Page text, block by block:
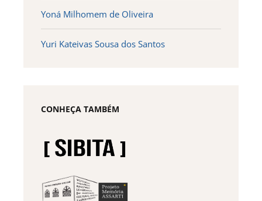
Yoná Milhomem de Oliveira
Yuri Kateivas Sousa dos Santos
CONHEÇA TAMBÉM